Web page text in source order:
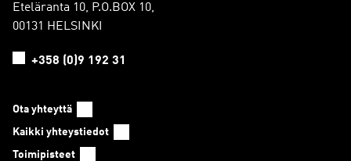
Eteläranta 10, P.O.BOX 10,
00131 HELSINKI
+358 (0)9 192 31
Ota yhteyttä
Kaikki yhteystiedot
Toimipisteet